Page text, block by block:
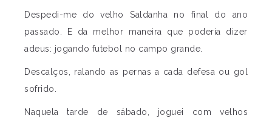
Despedi-me do velho Saldanha no final do ano
passado. E da melhor maneira que poderia dizer
adeus: jogando futebol no campo grande.
Descalços, ralando as pernas a cada defesa ou gol
sofrido.
Naquela tarde de sábado, joguei com velhos